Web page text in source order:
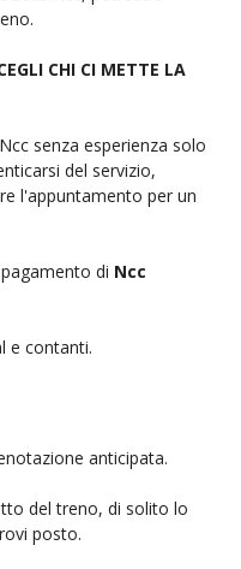
CHI CI METTE LA
senza esperienza solo
del servizio,
l'appuntamento per un
di Ncc
e contanti.
anticipata.
del treno, di solito lo
posto.